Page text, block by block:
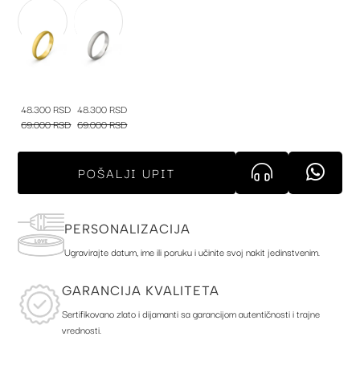
48.300 RSD
69.000 RSD
48.300 RSD
69.000 RSD
POŠALJI UPIT
PERSONALIZACIJA
Ugravirajte datum, ime ili poruku i učinite svoj nakit jedinstvenim.
GARANCIJA KVALITETA
Sertifikovano zlato i dijamanti sa garancijom autentičnosti i trajne
vrednosti.